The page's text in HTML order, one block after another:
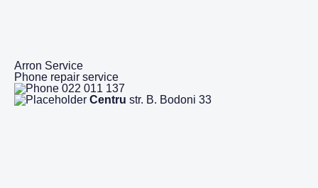
Arron Service
Phone repair service
022 011 137
Centru str. B. Bodoni 33